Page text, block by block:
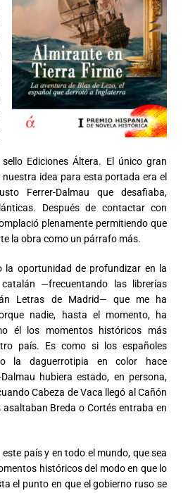
Ediciones Áltera. El único gran
idea para esta portada era el
Ferrer-Dalmau que desafiaba,
Después de contactar con
plenamente permitiendo que
la obra como un párrafo más.
la oportunidad de profundizar en la
—frecuentando las librerías
Letras de Madrid— que me ha
nadie, hasta el momento, ha
él los momentos históricos más
país. Es como si los españoles
la daguerrotipia en color hace
hubiera estado, en persona,
Cabeza de Vaca llegó al Cañón
asaltaban Breda o Cortés entraba en
país y en todo el mundo, que sea
históricos del modo en que lo
el punto en que el gobierno ruso se